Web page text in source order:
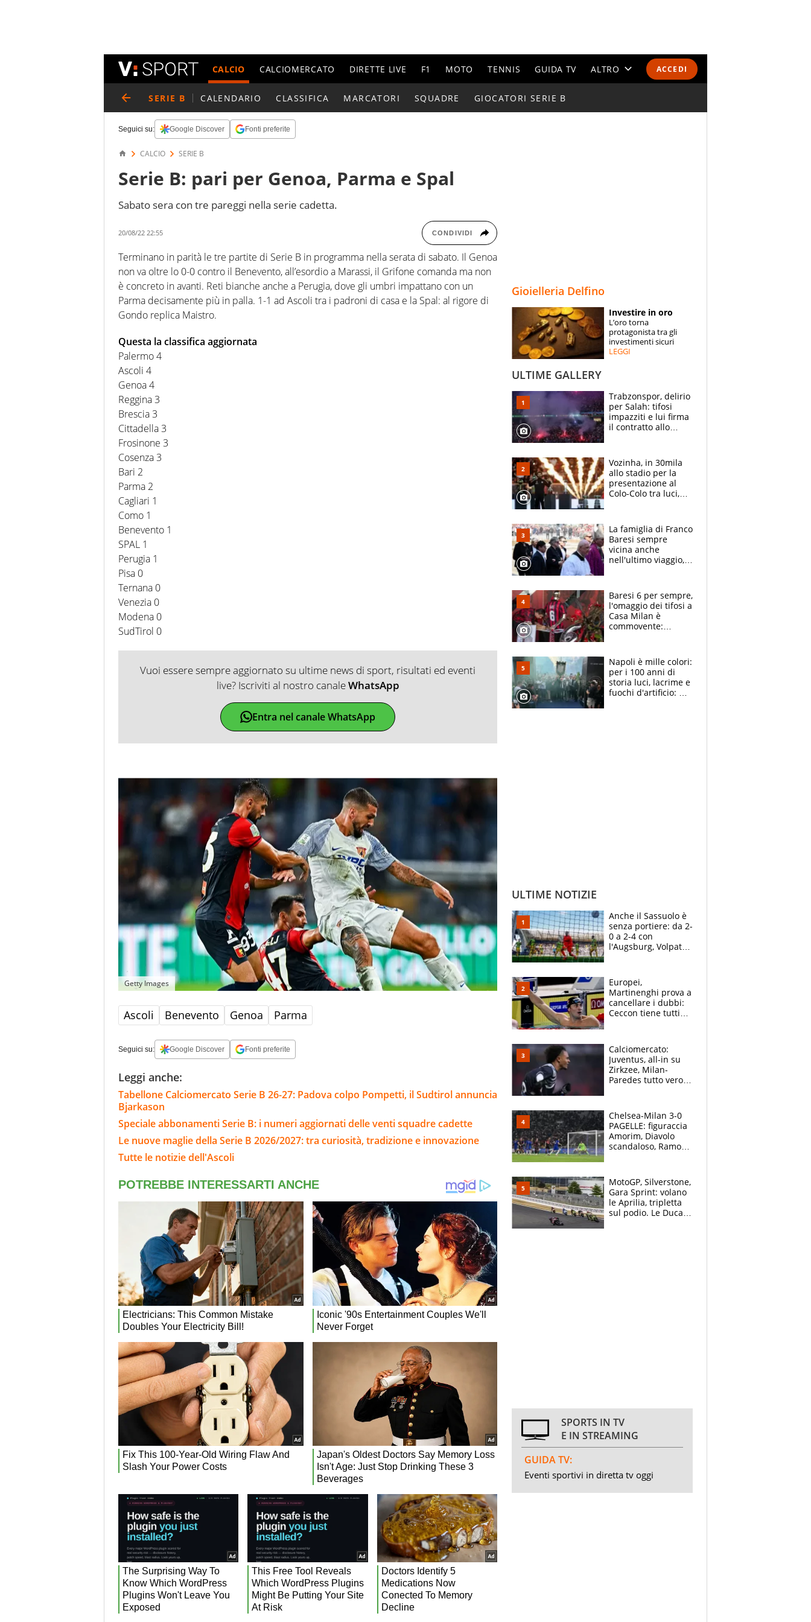
ACCEDI
CALCIO CALCIOMERCATO DIRETTE LIVE F1 MOTO TENNIS GUIDA TV ALTRO
ESPERTI
CONTATTI
SERIE B CALENDARIO CLASSIFICA MARCATORI SQUADRE GIOCATORI SERIE B
Seguici su: Google Discover Fonti preferite
CALCIO SERIE B
Serie B: pari per Genoa, Parma e Spal
Sabato sera con tre pareggi nella serie cadetta.
20/08/22 22:55 CONDIVIDI
Terminano in parità le tre partite di Serie B in programma nella serata di sabato. Il Genoa
non va oltre lo 0-0 contro il Benevento, all’esordio a Marassi, il Grifone comanda ma non
è concreto in avanti. Reti bianche anche a Perugia, dove gli umbri impattano con un
Parma decisamente più in palla. 1-1 ad Ascoli tra i padroni di casa e la Spal: al rigore di
Gondo replica Maistro.
Questa la classifica aggiornata
Palermo 4
Ascoli 4
Genoa 4
Reggina 3
Brescia 3
Cittadella 3
Frosinone 3
Cosenza 3
Bari 2
Parma 2
Cagliari 1
Como 1
Benevento 1
SPAL 1
Perugia 1
Pisa 0
Ternana 0
Venezia 0
Modena 0
SudTirol 0
Vuoi essere sempre aggiornato su ultime news di sport, risultati ed eventi
live? Iscriviti al nostro canaleWhatsApp
Entra nel canale WhatsApp
Getty Images
Ascoli Benevento Genoa Parma
Seguici su: Google Discover Fonti preferite
Leggi anche:
Tabellone Calciomercato Serie B 26-27: Padova colpo Pompetti, il Sudtirol annuncia
Bjarkason
Speciale abbonamenti Serie B: i numeri aggiornati delle venti squadre cadette
Le nuove maglie della Serie B 2026/2027: tra curiosità, tradizione e innovazione
Tutte le notizie dell'Ascoli
Gioielleria Delfino
Investire in oro
L’oro torna
protagonista tra gli
investimenti sicuri
LEGGI
ULTIME GALLERY
Trabzonspor, delirio
per Salah: tifosi
impazziti e lui firma
il contratto allo
Vozinha, in 30mila
allo stadio per la
presentazione al
Colo-Colo tra luci,
La famiglia di Franco
Baresi sempre
vicina anche
nell'ultimo viaggio,
circondati
dall'affetto dei tifosi
Baresi 6 per sempre,
l'omaggio dei tifosi a
Casa Milan è
commovente:
bigliettini
Napoli è mille colori:
per i 100 anni di
storia luci, lacrime e
fuochi d'artificio: De
ULTIME NOTIZIE
Anche il Sassuolo è
senza portiere: da 2-
0 a 2-4 con
l'Augsburg, Volpato
Europei,
Martinenghi prova a
cancellare i dubbi:
Ceccon tiene tutti
Curtis
Calciomercato:
Juventus, all-in su
Zirkzee, Milan-
Paredes tutto vero,
Chelsea-Milan 3-0
PAGELLE: figuraccia
Amorim, Diavolo
scandaloso, Ramos
MotoGP, Silverstone,
Gara Sprint: volano
le Aprilia, tripletta
sul podio. Le Ducati
SPORTS IN TV
E IN STREAMING
GUIDA TV:
Eventi sportivi in diretta tv oggi